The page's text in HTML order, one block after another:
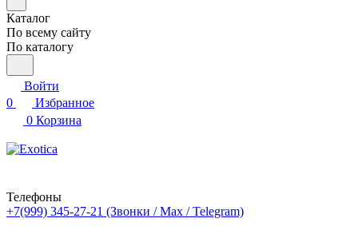
Каталог
По всему сайту
По каталогу
Войти
0
Избранное
0 Корзина
Телефоны
+7(999) 345-27-21 (Звонки / Max / Telegram)